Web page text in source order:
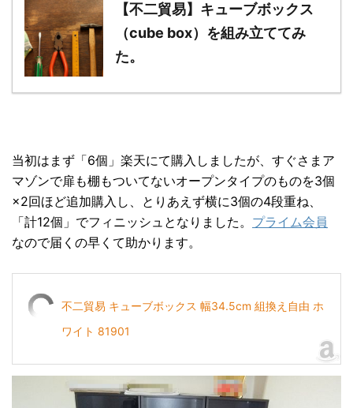
【不二貿易】キューブボックス
（cube box）を組み立ててみ
た。
当初はまず「6個」楽天にて購入しましたが、すぐさまア
マゾンで扉も棚もついてないオープンタイプのものを3個
×2回ほど追加購入し、とりあえず横に3個の4段重ね、
「計12個」でフィニッシュとなりました。 プライム会員
なので届くの早くて助かります。
不二貿易 キューブボックス 幅34.5cm 組換え自由 ホ
ワイト 81901